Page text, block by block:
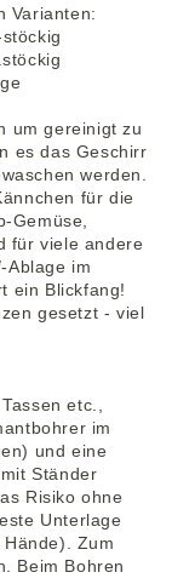
Varianten:
um gereinigt zu
es das Geschirr
werden.
für die
Gemüse,
für viele andere
Ablage im
ein Blickfang!
gesetzt - viel
etc.,
im
und eine
Ständer
Risiko ohne
Unterlage
Zum
Beim Bohren